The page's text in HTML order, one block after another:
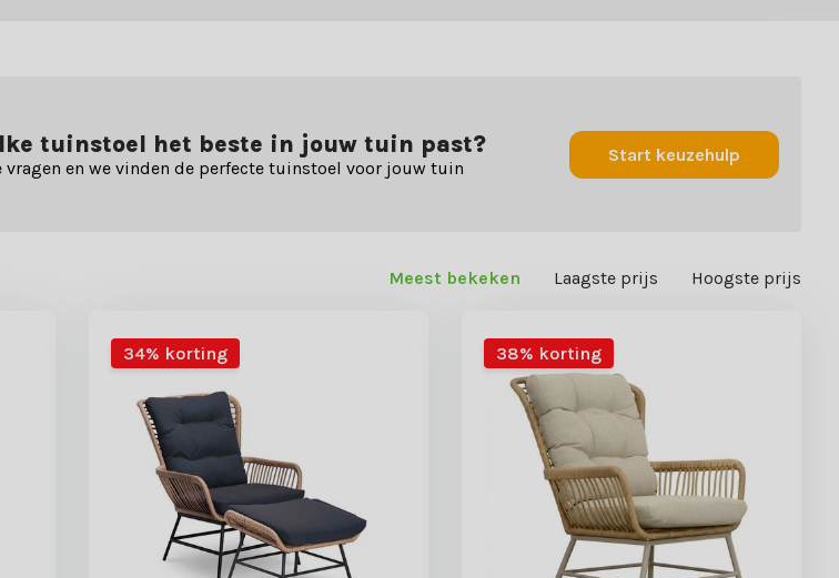
tuinstoel het beste in jouw tuin past?
vragen en we vinden de perfecte tuinstoel voor jouw tuin
Start keuzehulp
Meest bekeken Laagste prijs Hoogste prijs
34% korting 38% korting